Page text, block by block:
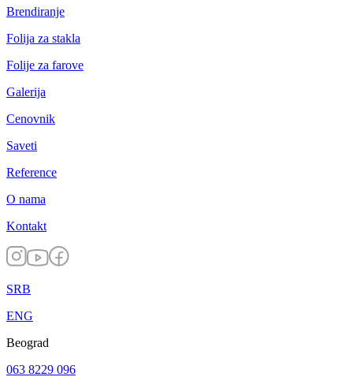
Brendiranje
Folija za stakla
Folije za farove
Galerija
Cenovnik
Saveti
Reference
O nama
Kontakt
SRB
ENG
Beograd
063 8229 096